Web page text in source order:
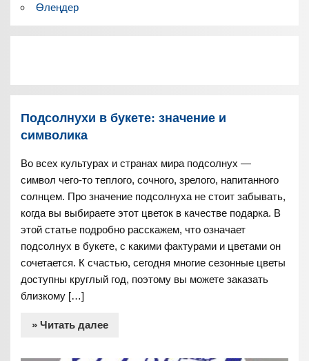
Өлеңдер
Подсолнухи в букете: значение и
символика
Во всех культурах и странах мира подсолнух —
символ чего-то теплого, сочного, зрелого, напитанного
солнцем. Про значение подсолнуха не стоит забывать,
когда вы выбираете этот цветок в качестве подарка. В
этой статье подробно расскажем, что означает
подсолнух в букете, с какими фактурами и цветами он
сочетается. К счастью, сегодня многие сезонные цветы
доступны круглый год, поэтому вы можете заказать
близкому […]
» Читать далее